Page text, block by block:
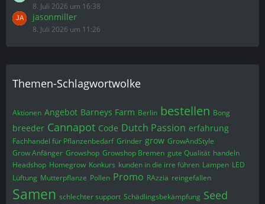
8. Juli 2026 um 16:38
jasonmiller
8. Juli 2026 um 11:26
Themen-Schlagwortwolke
Aktionen Angebot Barneys Farm Berlin bestellen Bong
breeder Cannapot Code Dutch Passion erfahrung
Fachhandel für Pflanzenbedarf Grinder grow GrowAndStyle
Grow Anfänger Growshop Growshop Bremen gute Qualität handeln
Headshop Homegrow Konkurs kunden in die irre führen Lampen LED
Lüftung Mutterpflanze Pollen Promo RAzzia reingefallen
Samen schlechter support Schädlingsbekämpfung Seed